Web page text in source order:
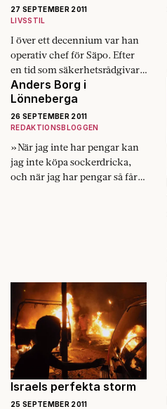
27 SEPTEMBER 2011
LIVSSTIL
I över ett decennium var han
operativ chef för Säpo. Efter
en ­tid som säkerhetsrådgivare
i utlandet är han åter i Sverige.
Nu berättar Olle Frånstedt om
sin karriär och storbråken
med regeringen.
Anders Borg i
Lönneberga
26 SEPTEMBER 2011
REDAKTIONSBLOGGEN
»När jag inte har pengar kan
jag inte köpa sockerdricka,
och när jag har pengar så får
Israels perfekta storm
25 SEPTEMBER 2011